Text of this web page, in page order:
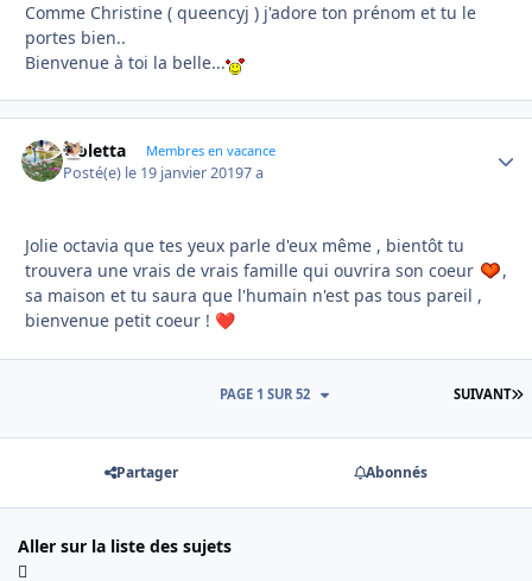
Comme Christine ( queencyj ) j'adore ton prénom et tu le
portes bien..
Bienvenue à toi la belle...
violetta Membres en vacance
Posté(e) le 19 janvier 20197 a
Jolie octavia que tes yeux parle d'eux même , bientôt tu
trouvera une vrais de vrais famille qui ouvrira son coeur
,
sa maison et tu saura que l'humain n'est pas tous pareil ,
bienvenue petit coeur ! ❤️
SUIVANT
PAGE 1 SUR 52
Partager Abonnés
Aller sur la liste des sujets